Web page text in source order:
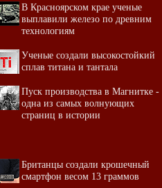
В Красноярском крае ученые
выплавили железо по древним
технологиям
Ученые создали высокостойкий
сплав титана и тантала
Пуск производства в Магнитке -
одна из самых волнующих
страниц в истории
Британцы создали крошечный
смартфон весом 13 граммов